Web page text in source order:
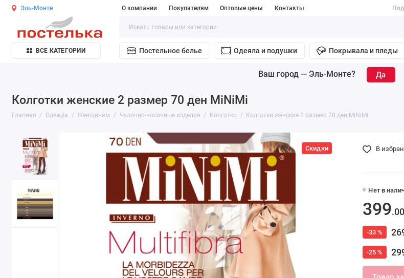
Эль-Монте О компании Покупателям Оптовые цены Контакты
ВСЕ КАТЕГОРИИ Постельное белье Одеяла и подушки Покрывала и пледы
Ваш город — Эль-Монте?
Колготки женские 2 размер 70 ден MiNiMi
Главная Одежда Женщинам Чулочно-носочные изделия Колготки Колготки женские 2 размер 70 ден MiNiMi
Скидки
Нет в
399
-33 %
-25 %
В